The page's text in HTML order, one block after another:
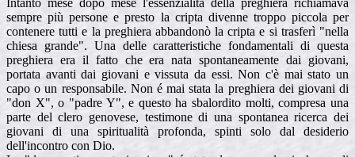
Intanto mese dopo mese l'essenzialità della preghiera richiamava
sempre più persone e presto la cripta divenne troppo piccola per
contenere tutti e la preghiera abbandonò la cripta e si trasferì "nella
chiesa grande". Una delle caratteristiche fondamentali di questa
preghiera era il fatto che era nata spontaneamente dai giovani,
portata avanti dai giovani e vissuta da essi. Non c'è mai stato un
capo o un responsabile. Non é mai stata la preghiera dei giovani di
"don X", o "padre Y", e questo ha sbalordito molti, compresa una
parte del clero genovese, testimone di una spontanea ricerca dei
giovani di una spiritualità profonda, spinti solo dal desiderio
dell'incontro con Dio.